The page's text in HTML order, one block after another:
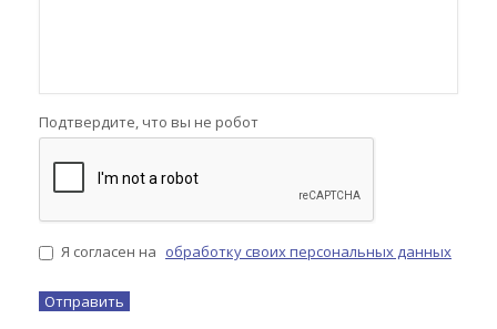
Подтвердите, что вы не робот
Я согласен на обработку своих персональных данных